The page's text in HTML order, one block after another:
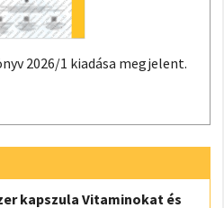
2026/1 kiadása megjelent.
kapszula Vitaminokat és